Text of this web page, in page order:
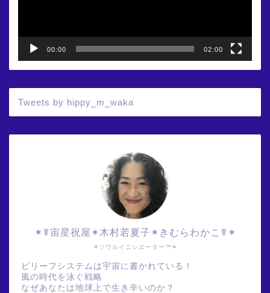
00:00 02:00
Tweets by hippy_m_waka
✶ソウルイニシエーター™✶
✶☤宙星祝屋✶木村若夏子✶きむらわかこ☤✶
ビリーフシステムは宇宙に書かれている！
風の時代を泳ぐ戦略
なぜあなたは地球上で生き辛いのか？